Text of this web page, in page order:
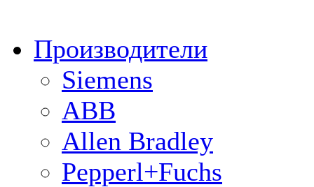
Производители
Siemens
ABB
Allen Bradley
Pepperl+Fuchs